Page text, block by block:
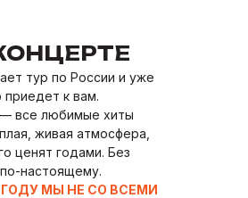
тур по России и уже
к вам.
все любимые хиты
живая атмосфера,
ценят годами. Без
настоящему.
МЫ НЕ СО ВСЕМИ